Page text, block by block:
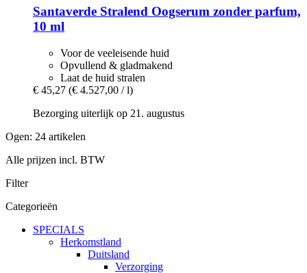
Santaverde Stralend Oogserum zonder parfum,
10 ml
Voor de veeleisende huid
Opvullend & gladmakend
Laat de huid stralen
€ 45,27 (€ 4.527,00 / l)
Bezorging uiterlijk op 21. augustus
Ogen: 24 artikelen
Alle prijzen incl. BTW
Filter
Categorieën
SPECIALS
Herkomstland
Duitsland
Verzorging